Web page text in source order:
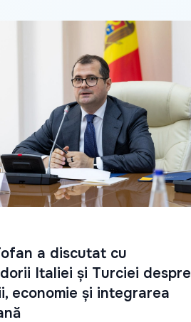
a discutat cu
Italiei și Turciei despre
economie și integrarea